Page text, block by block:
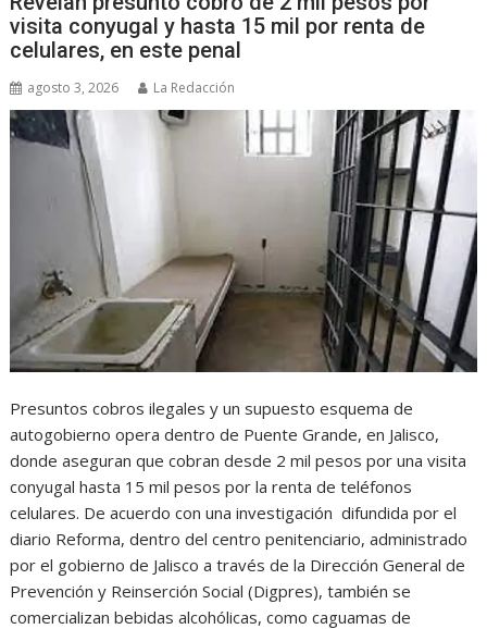
visita conyugal y hasta 15 mil por renta de
celulares, en este penal
agosto 3, 2026 La Redacción
Presuntos cobros ilegales y un supuesto esquema de
autogobierno opera dentro de Puente Grande, en Jalisco,
donde aseguran que cobran desde 2 mil pesos por una visita
conyugal hasta 15 mil pesos por la renta de teléfonos
celulares. De acuerdo con una investigación difundida por el
diario Reforma, dentro del centro penitenciario, administrado
por el gobierno de Jalisco a través de la Dirección General de
Prevención y Reinserción Social (Digpres), también se
comercializan bebidas alcohólicas, como caguamas de